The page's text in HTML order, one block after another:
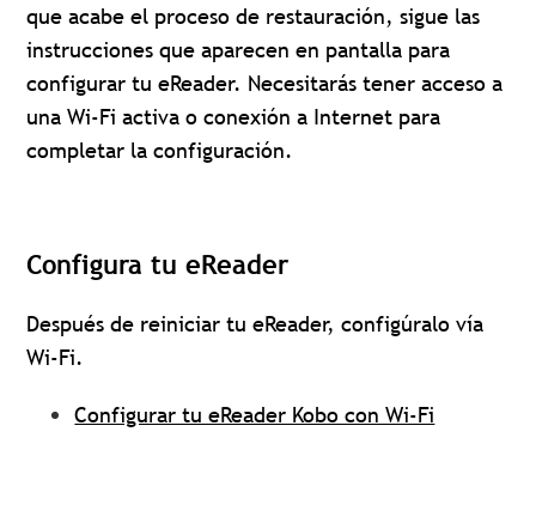
que acabe el proceso de restauración, sigue las
instrucciones que aparecen en pantalla para
configurar tu eReader. Necesitarás tener acceso a
una Wi-Fi activa o conexión a Internet para
completar la configuración.
Configura tu eReader
Después de reiniciar tu eReader, configúralo vía
Wi-Fi.
Configurar tu eReader Kobo con Wi-Fi